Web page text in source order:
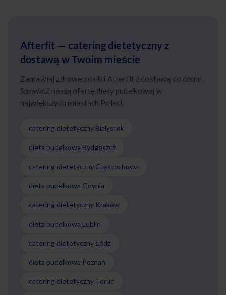
Afterfit — catering dietetyczny z
dostawą w Twoim mieście
Zamawiaj zdrowe posiłki Afterfit z dostawą do domu.
Sprawdź naszą ofertę diety pudełkowej w
największych miastach Polski:
catering dietetyczny Białystok
dieta pudełkowa Bydgoszcz
catering dietetyczny Częstochowa
dieta pudełkowa Gdynia
catering dietetyczny Kraków
dieta pudełkowa Lublin
catering dietetyczny Łódź
dieta pudełkowa Poznań
catering dietetyczny Toruń